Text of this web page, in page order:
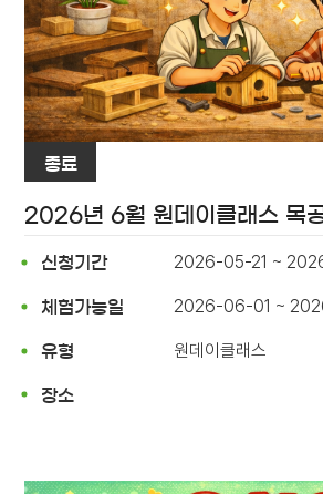
종료
2026년 6월 원데이클래스 목
신청기간 2026-05-21 ~
체험가능일 2026-06-01 ~
유형 원데이클래스
장소